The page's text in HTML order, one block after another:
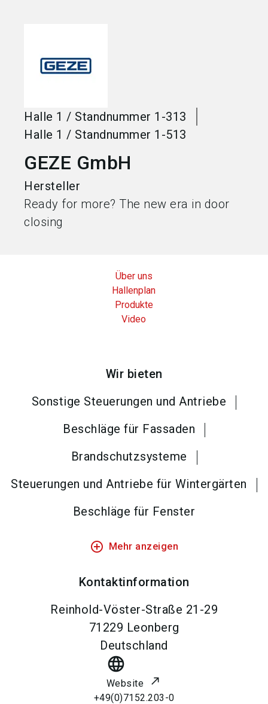
Halle 1 / Standnummer 1-313
Halle 1 / Standnummer 1-513
GEZE GmbH
Hersteller
Ready for more? The new era in door
closing
Über uns
Hallenplan
Produkte
Video
Wir bieten
Sonstige Steuerungen und Antriebe
Beschläge für Fassaden
Brandschutzsysteme
Steuerungen und Antriebe für Wintergärten
Beschläge für Fenster
add_circle_outline Mehr anzeigen
Kontaktinformation
Reinhold-Vöster-Straße 21-29
71229 Leonberg
Deutschland
language
Website
+49(0)7152.203-0